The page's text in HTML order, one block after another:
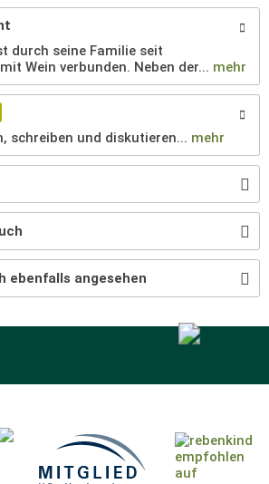
durch seine Familie seit
Wein verbunden. Neben der... mehr
schreiben und diskutieren... mehr
ebenfalls angesehen